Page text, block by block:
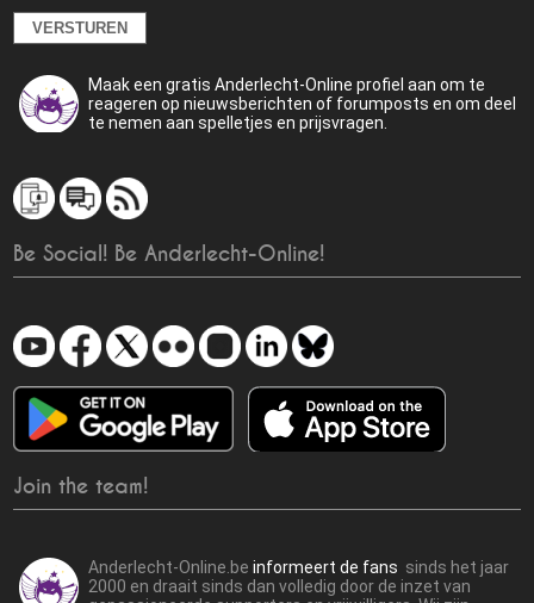
Maak een gratis Anderlecht-Online profiel aan om te
reageren op nieuwsberichten of forumposts en om deel
te nemen aan spelletjes en prijsvragen.
Be Social! Be Anderlecht-Online!
Join the team!
Anderlecht-Online.beinformeert de fans sinds het jaar
2000 en draait sinds dan volledig door de inzet van